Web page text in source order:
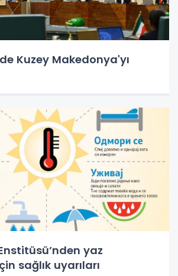
Kuzey Makedonya'yı
yaz
sağlık uyarıları